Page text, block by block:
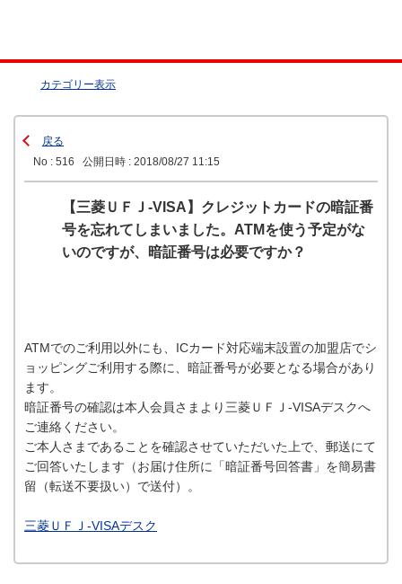
カテゴリー表示
戻る
No : 516
公開日時 : 2018/08/27 11:15
【三菱ＵＦＪ-VISA】クレジットカードの暗証番
号を忘れてしまいました。ATMを使う予定がな
いのですが、暗証番号は必要ですか？
ATMでのご利用以外にも、ICカード対応端末設置の加盟店でシ
ョッピングご利用する際に、暗証番号が必要となる場合があり
ます。
暗証番号の確認は本人会員さまより三菱ＵＦＪ-VISAデスクへ
ご連絡ください。
ご本人さまであることを確認させていただいた上で、郵送にて
ご回答いたします（お届け住所に「暗証番号回答書」を簡易書
留（転送不要扱い）で送付）。
三菱ＵＦＪ-VISAデスク